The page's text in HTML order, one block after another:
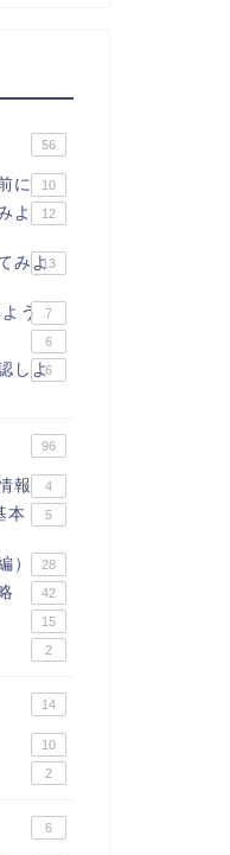
56
に 10
よ
12
みよ13
う 7
6
しよ6
96
報 4
本
5
） 28
42
15
2
14
10
2
6